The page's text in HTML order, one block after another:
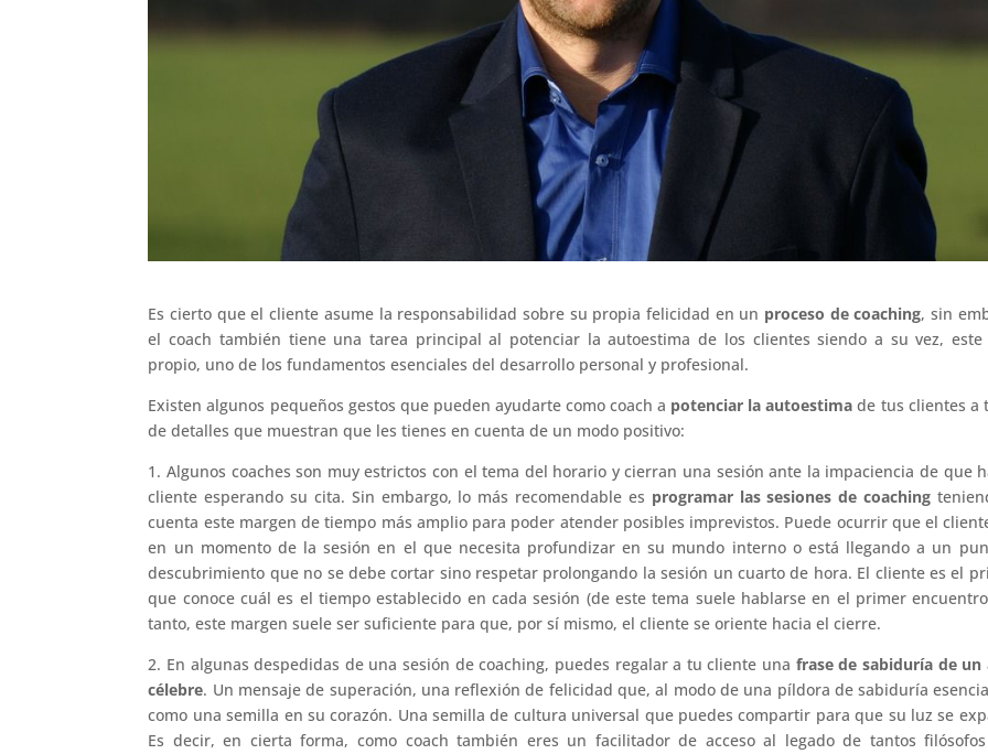
Es cierto que el cliente asume la responsabilidad sobre su propia felicidad en un proceso de coaching, sin
el coach también tiene una tarea principal al potenciar la autoestima de los clientes siendo a su vez, este
propio, uno de los fundamentos esenciales del desarrollo personal y profesional.
Existen algunos pequeños gestos que pueden ayudarte como coach a potenciar la autoestima de tus clientes a
de detalles que muestran que les tienes en cuenta de un modo positivo:
1. Algunos coaches son muy estrictos con el tema del horario y cierran una sesión ante la impaciencia de que
cliente esperando su cita. Sin embargo, lo más recomendable es programar las sesiones de coaching
cuenta este margen de tiempo más amplio para poder atender posibles imprevistos. Puede ocurrir que el
en un momento de la sesión en el que necesita profundizar en su mundo interno o está llegando a un
descubrimiento que no se debe cortar sino respetar prolongando la sesión un cuarto de hora. El cliente es el
que conoce cuál es el tiempo establecido en cada sesión (de este tema suele hablarse en el primer
tanto, este margen suele ser suficiente para que, por sí mismo, el cliente se oriente hacia el cierre.
2. En algunas despedidas de una sesión de coaching, puedes regalar a tu cliente una frase de sabiduría de
célebre. Un mensaje de superación, una reflexión de felicidad que, al modo de una píldora de sabiduría
como una semilla en su corazón. Una semilla de cultura universal que puedes compartir para que su luz se
Es decir, en cierta forma, como coach también eres un facilitador de acceso al legado de tantos